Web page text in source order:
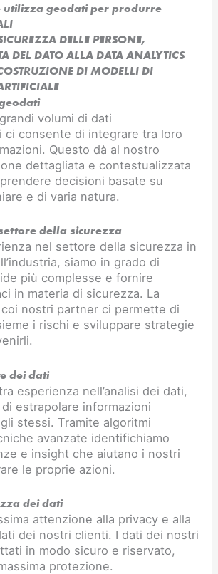
utilizza geodati per produrre
DELLE PERSONE,
DEL DATO ALLA DATA ANALYTICS
DI MODELLI DI
volumi di dati
ci consente di integrare tra loro
Questo dà al nostro
dettagliata e contestualizzata
decisioni basate su
e di varia natura.
della sicurezza
nel settore della sicurezza in
siamo in grado di
più complesse e fornire
in materia di sicurezza. La
nostri partner ci permette di
i rischi e sviluppare strategie
dei dati
esperienza nell’analisi dei dati,
estrapolare informazioni
stessi. Tramite algoritmi
avanzate identifichiamo
e insight che aiutano i nostri
le proprie azioni.
dei dati
attenzione alla privacy e alla
dei nostri clienti. I dati dei nostri
in modo sicuro e riservato,
protezione.